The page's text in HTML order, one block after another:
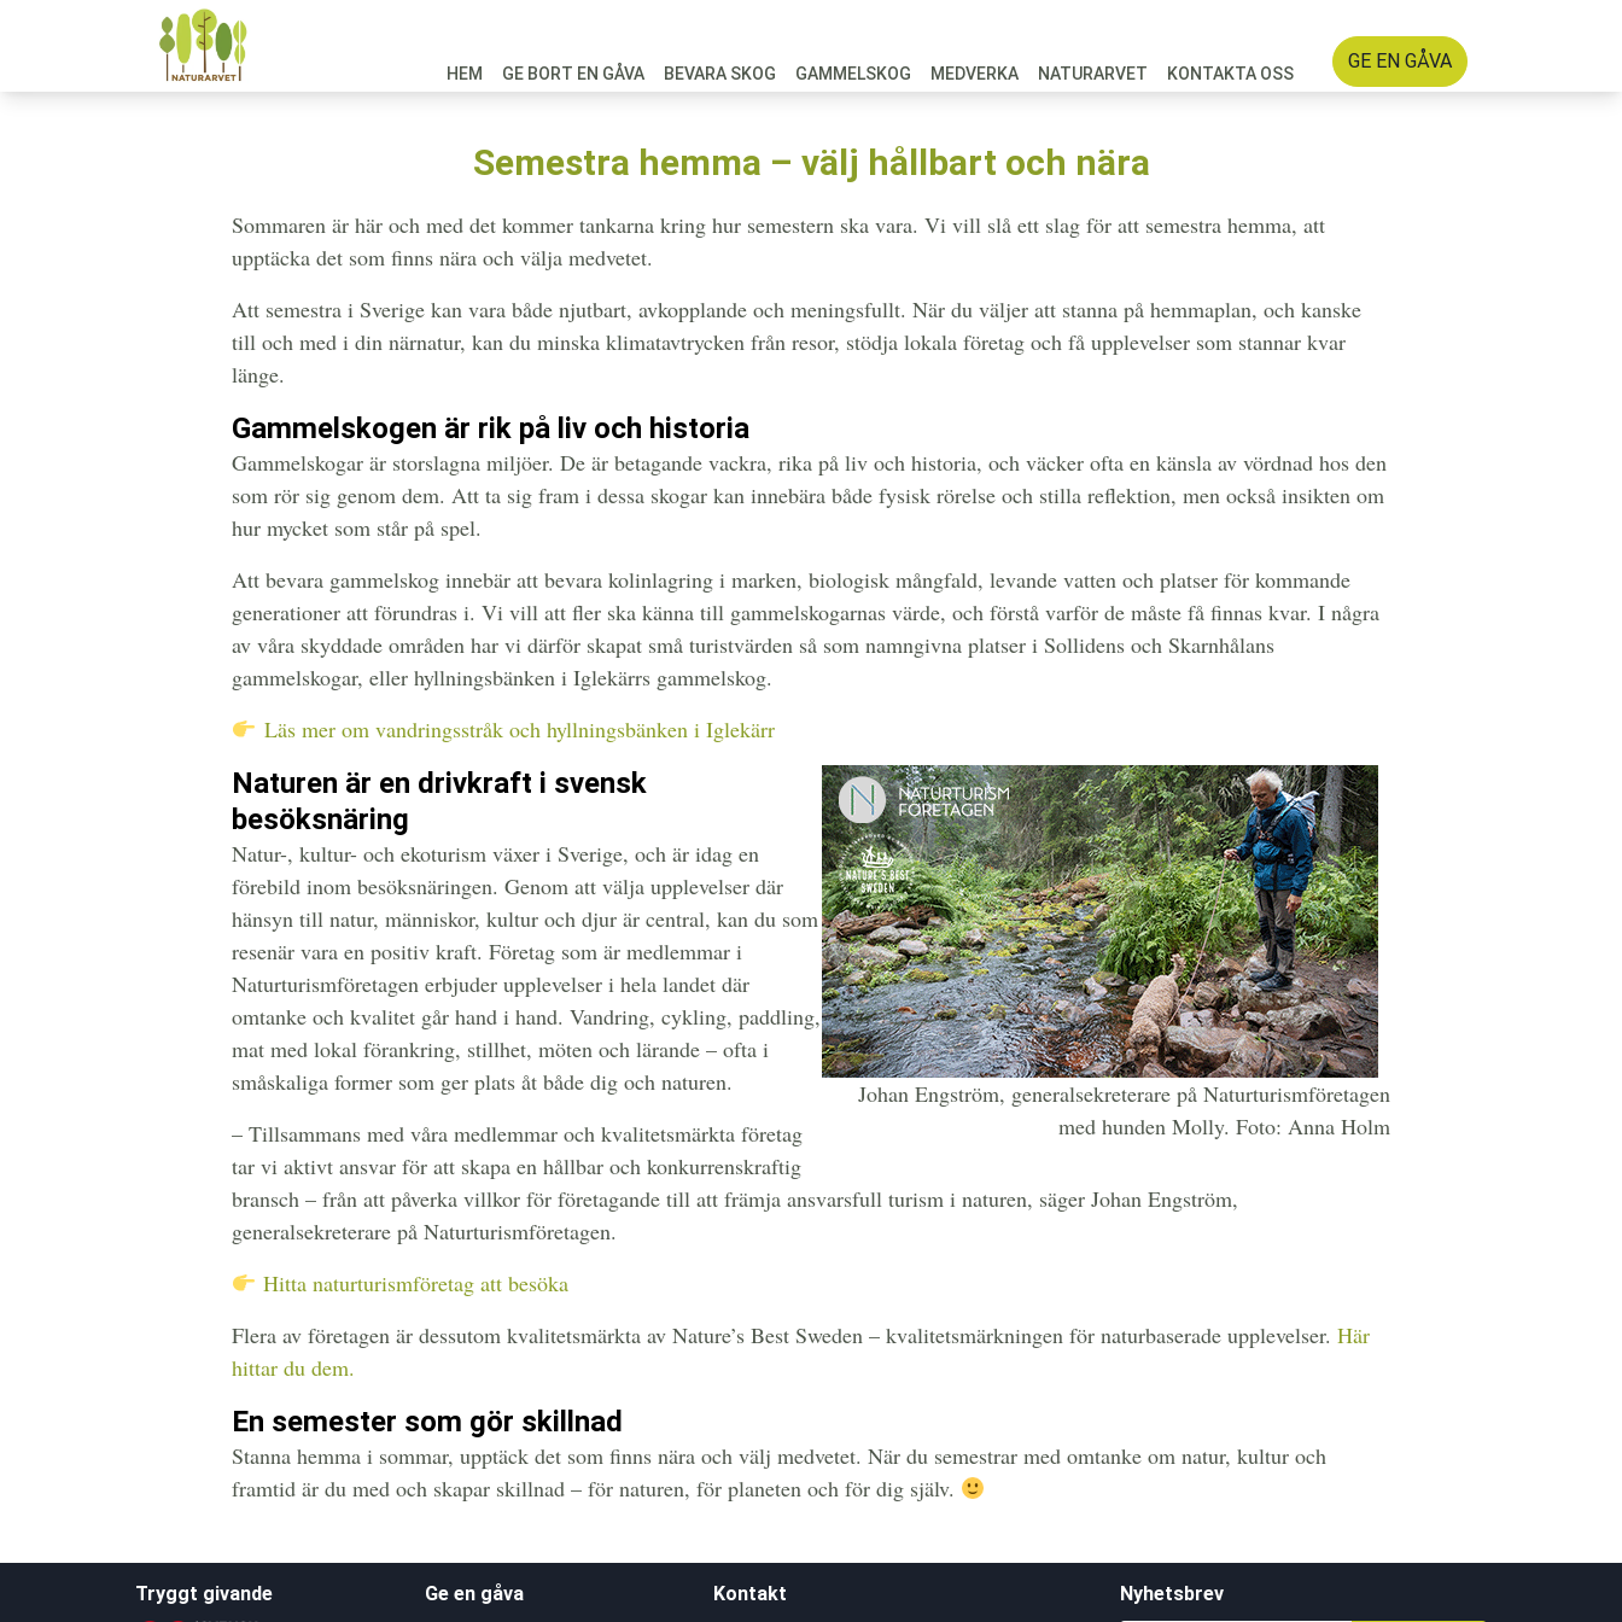
HEM GE BORT EN GÅVA BEVARA SKOG GAMMELSKOG MEDVERKA NATURARVET KONTAKTA OSS
GE EN GÅVA
Semestra hemma – välj hållbart och nära
Sommaren är här och med det kommer tankarna kring hur semestern ska vara. Vi vill slå ett slag för att semestra hemma, att
upptäcka det som finns nära och välja medvetet.
Att semestra i Sverige kan vara både njutbart, avkopplande och meningsfullt. När du väljer att stanna på hemmaplan, och kanske
till och med i din närnatur, kan du minska klimatavtrycken från resor, stödja lokala företag och få upplevelser som stannar kvar
länge.
Gammelskogen är rik på liv och historia
Gammelskogar är storslagna miljöer. De är betagande vackra, rika på liv och historia, och väcker ofta en känsla av vördnad hos den
som rör sig genom dem. Att ta sig fram i dessa skogar kan innebära både fysisk rörelse och stilla reflektion, men också insikten om
hur mycket som står på spel.
Att bevara gammelskog innebär att bevara kolinlagring i marken, biologisk mångfald, levande vatten och platser för kommande
generationer att förundras i. Vi vill att fler ska känna till gammelskogarnas värde, och förstå varför de måste få finnas kvar. I några
av våra skyddade områden har vi därför skapat små turistvärden så som namngivna platser i Sollidens och Skarnhålans
gammelskogar, eller hyllningsbänken i Iglekärrs gammelskog.
Läs mer om vandringsstråk och hyllningsbänken i Iglekärr
Johan Engström, generalsekreterare på Naturturismföretagen
med hunden Molly. Foto: Anna Holm
Naturen är en drivkraft i svensk
besöksnäring
Natur-, kultur- och ekoturism växer i Sverige, och är idag en
förebild inom besöksnäringen. Genom att välja upplevelser där
hänsyn till natur, människor, kultur och djur är central, kan du som
resenär vara en positiv kraft. Företag som är medlemmar i
Naturturismföretagen erbjuder upplevelser i hela landet där
omtanke och kvalitet går hand i hand. Vandring, cykling, paddling,
mat med lokal förankring, stillhet, möten och lärande – ofta i
småskaliga former som ger plats åt både dig och naturen.
– Tillsammans med våra medlemmar och kvalitetsmärkta företag
tar vi aktivt ansvar för att skapa en hållbar och konkurrenskraftig
bransch – från att påverka villkor för företagande till att främja ansvarsfull turism i naturen, säger Johan Engström,
generalsekreterare på Naturturismföretagen.
Hitta naturturismföretag att besöka
Flera av företagen är dessutom kvalitetsmärkta av Nature’s Best Sweden – kvalitetsmärkningen för naturbaserade upplevelser. Här
hittar du dem.
En semester som gör skillnad
Stanna hemma i sommar, upptäck det som finns nära och välj medvetet. När du semestrar med omtanke om natur, kultur och
framtid är du med och skapar skillnad – för naturen, för planeten och för dig själv.
Tryggt givande Ge en gåva Kontakt Nyhetsbrev